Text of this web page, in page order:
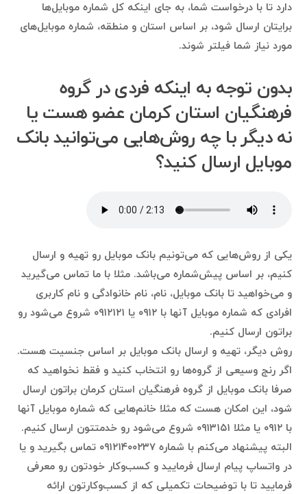
دارد تا با درخواست شما، به جای اینکه کل شماره موبایل‌ها
برایتان ارسال شود، بر اساس استان و منطقه، شماره موبایل‌های
مورد نیاز شما فیلتر شوند.
بدون توجه به اینکه فردی در گروه
فرهنگیان استان کرمان عضو هست یا
نه دیگر با چه روش‌هایی می‌توانید بانک
موبایل ارسال کنید؟
یکی از روش‌هایی که می‌تونیم بانک موبایل رو تهیه و ارسال
کنیم، بر اساس پیش‌شماره می‌باشد. مثلا با ما تماس می‌گیرید
و می‌خواهید تا بانک موبایل، نام، نام خانوادگی و نام کاربری
افرادی که شماره موبایل آنها با ۰۹۱۲ یا ۰۹۱۲۱۲۱ شروع می‌شود رو
براتون ارسال کنیم.
روش دیگر، تهیه و ارسال بانک موبایل بر اساس جنسیت هست.
اگر رنج وسیعی از گروه‌ها رو انتخاب کنید و فقط نخواهید که
صرفا بانک موبایل از گروه فرهنگیان استان کرمان براتون ارسال
شود، این امکان هست که مثلا خانم‌هایی که شماره موبایل آنها
با ۰۹۱۲ یا مثلا ۰۹۱۳۱۵۱ شروع می‌شود رو خدمتتون ارسال کنیم.
البته پیشنهاد می‌کنم با شماره ۰۹۱۲۱۴۰۰۲۳۷ تماس بگیرید و یا
در واتساپ پیام ارسال فرمایید و کسب‌وکار خودتون رو معرفی
فرمایید تا با توضیحات تکمیلی که از کسب‌وکارتون ارائه